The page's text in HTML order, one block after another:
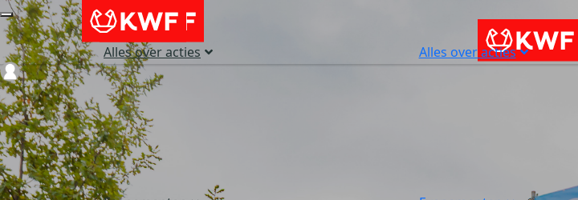
Alles over acties Alles over acties
Login